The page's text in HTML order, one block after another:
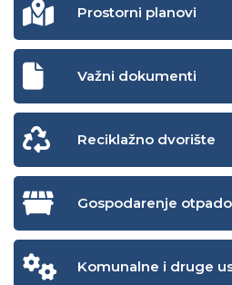
Prostorni planovi
Važni dokumenti
Reciklažno dvorište
Gospodarenje
Komunalne i druge